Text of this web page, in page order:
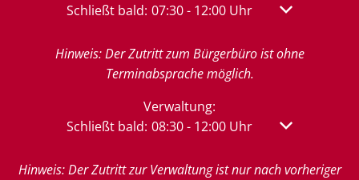
Klicken, um weitere Öffnungs- oder
Schließt bald: 07:30- 12:00 Uhr Von 07:30
Hinweis: Der Zutritt zum Bürgerbüro ist ohne
Terminabsprache möglich.
Verwaltung:
Klicken, um weitere Öffnungs- oder
Schließt bald: 08:30- 12:00 Uhr Von 08:30
Hinweis: Der Zutritt zur Verwaltung ist nur nach vorheriger